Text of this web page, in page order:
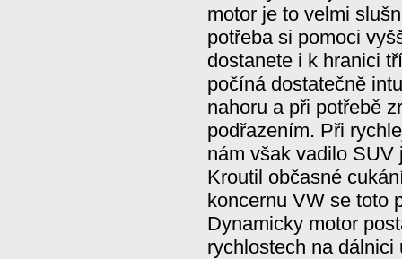
motor je to velmi
potřeba si pomoci
dostanete i k hranici
počíná dostatečně
nahoru a při potřebě
podřazením. Při
nám však vadilo SUV
Kroutil občasné
koncernu VW se toto
Dynamicky motor
rychlostech na